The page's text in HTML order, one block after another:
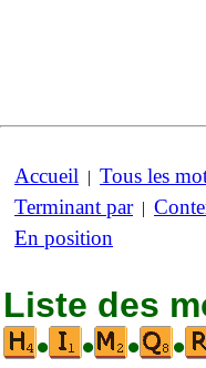
Accueil | Tous les
Terminant par|
En position
Liste des
•
• • •